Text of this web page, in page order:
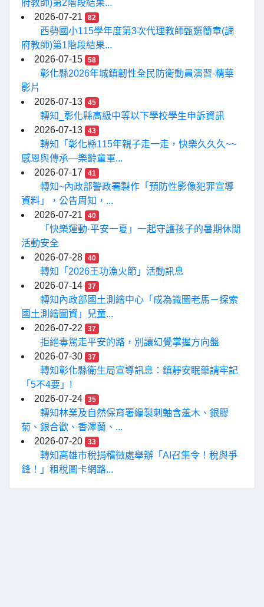
府教師)第2階段結果...
2026-07-21
82
西勢國小115學年度第3次代理教師甄選簡章(調
府教師)第1階段結果...
2026-07-15
58
彰化縣2026年城鎮韌性全民防衛動員演習-精華
影片
2026-07-13
45
轉知_彰化縣高級中等以下學校學生申訴資訊
2026-07-13
43
轉知「彰化縣115年親子走一走，快樂久久久~~
感恩與傳承—樂齡童軍...
2026-07-17
41
轉知~內政部警政署製作「預防性影像犯罪宣導
資料」，公告周知，...
2026-07-21
40
「快樂運動·平安一夏」一起守護孩子的暑期休閒
活動安全
2026-07-28
40
轉知「2026王功漁火節」活動訊息
2026-07-14
37
轉知內政部國土測繪中心「成為識圖老馬－探索
國土測繪圖資」兒童...
2026-07-22
37
拒絕毒駕走平安的路，別讓幻覺掌握方向盤
2026-07-30
37
轉知彰化縣衛生局宣導訊息：鎮靜安眠藥請牢記
「5不4要」!
2026-07-24
35
轉知林業及自然保育署編製刺軸含羞木、銀膠
菊、銀合歡、香澤蘭、...
2026-07-20
33
轉知高雄市稅捐稽徵處舉辦「AI召集令！稅與爭
鋒！」租稅圖卡網路...